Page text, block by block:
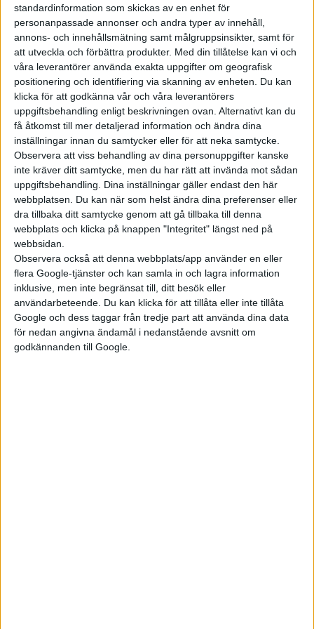
standardinformation som skickas av en enhet för
personanpassade annonser och andra typer av innehåll,
annons- och innehållsmätning samt målgruppsinsikter, samt för
att utveckla och förbättra produkter. Med din tillåtelse kan vi och
våra leverantörer använda exakta uppgifter om geografisk
positionering och identifiering via skanning av enheten. Du kan
klicka för att godkänna vår och våra leverantörers
uppgiftsbehandling enligt beskrivningen ovan. Alternativt kan du
få åtkomst till mer detaljerad information och ändra dina
inställningar innan du samtycker eller för att neka samtycke.
Observera att viss behandling av dina personuppgifter kanske
inte kräver ditt samtycke, men du har rätt att invända mot sådan
uppgiftsbehandling. Dina inställningar gäller endast den här
webbplatsen. Du kan när som helst ändra dina preferenser eller
dra tillbaka ditt samtycke genom att gå tillbaka till denna
webbplats och klicka på knappen "Integritet" längst ned på
webbsidan.
Observera också att denna webbplats/app använder en eller
flera Google-tjänster och kan samla in och lagra information
inklusive, men inte begränsat till, ditt besök eller
användarbeteende. Du kan klicka för att tillåta eller inte tillåta
Google och dess taggar från tredje part att använda dina data
för nedan angivna ändamål i nedanstående avsnitt om
godkännanden till Google.
företaget i samband med att Tesla minskar personalstyrkan
med omkring 10 procent. Bland andra Drew Baglino, som varit
med Tesla sedan starten och arbetat med utveckling av
drivlinor och batterier.
”Igår fattade jag det svåra beslutet att lämna Tesla efter 18 år.
Jag är så tacksam över att ha arbetat med och lärt mig av de
otaliga otroligt begåvade människorna på Tesla under åren”,
skriver han påplattformen X.
Hos Tesla har Drew Baglino bland annat varit delaktig i arbetet
med den nya battericellen 4680. Vid presentationen av den
under eventet Battery Day 2020 talades det om att Tesla skulle
kunna halvera batterikostnaden jämfört med dagens celler
genom att använda ny teknik vid framställningen. Men arbetet
med det har inte gått enligt plan. Tillverkningen av 4680-celler
har inte skalats upp i den takt som var väntat.